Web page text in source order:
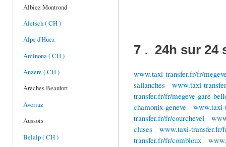
Albiez Montrond
Aletsch ( CH )
Alpe d'Huez
Aminona ( CH )
Anzere ( CH )
Areches Beaufort
Avoriaz
Aussois
Belalp ( CH )
7 . 24h sur 24
www.taxi-transfer.fr/fr/
sallanches
www.taxi-
transfer.fr/fr/megeve-gare-
chamonix-geneve
www.taxi-
transfer.fr/fr/courchevel
cluses
www.taxi-transfer.fr/
transfer.fr/fr/combloux